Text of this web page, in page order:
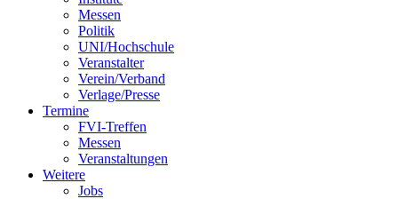
Messen
Politik
UNI/Hochschule
Veranstalter
Verein/Verband
Verlage/Presse
Termine
FVI-Treffen
Messen
Veranstaltungen
Weitere
Jobs